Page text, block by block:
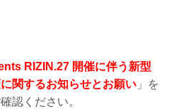
RIZIN.27 開催に伴う新型
関するお知らせとお願い 」を
認ください。